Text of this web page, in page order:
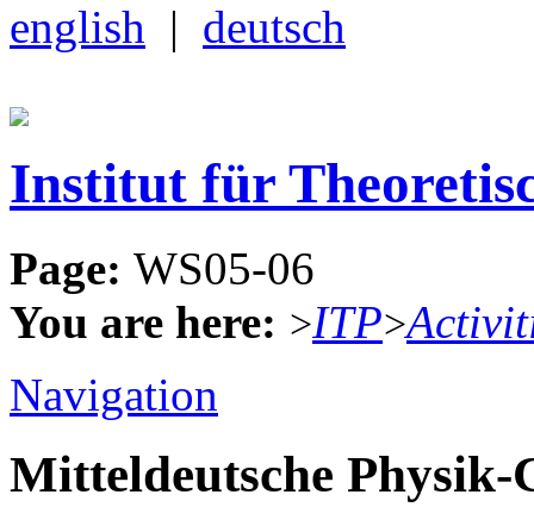
english | deutsch
Institut für
Page: WS05-06
You are here: >ITP>
Navigation
Mitteldeutsche Physik-